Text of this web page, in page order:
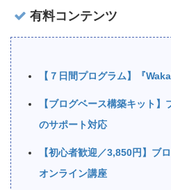
有料コンテンツ
【７日間プログラム】『
【ブログベース構築キット
のサポート対応
【初心者歓迎／3,850円】ブ
オンライン講座